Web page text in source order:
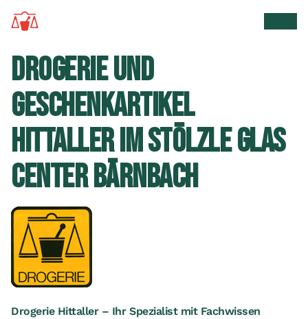
Zur Startseite
DROGERIE UND
GESCHENKARTIKEL
HITTALLER IM STÖLZLE GLAS
CENTER BÄRNBACH
Drogerie Hittaller – Ihr Spezialist mit Fachwissen